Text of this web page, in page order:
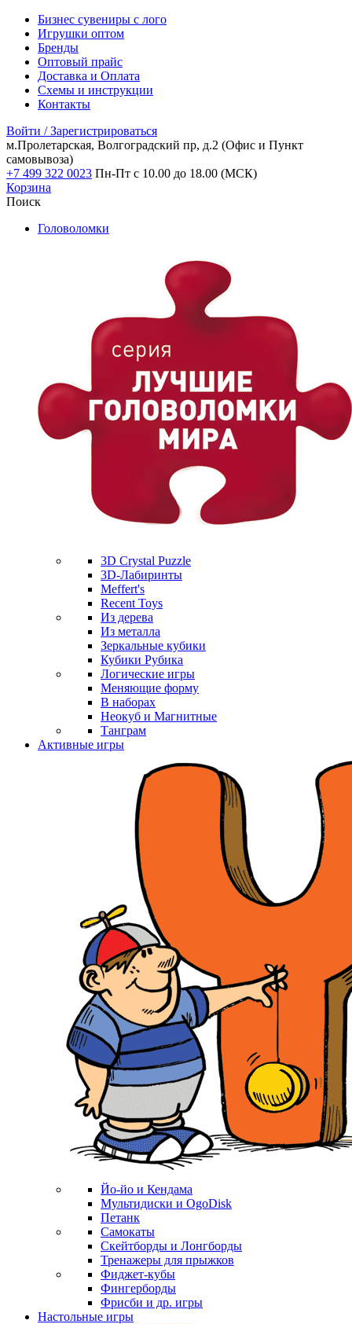
Бизнес сувениры с лого
Игрушки оптом
Бренды
Оптовый прайс
Доставка и Оплата
Схемы и инструкции
Контакты
Войти / Зарегистрироваться
м.Пролетарская, Волгоградский пр, д.2 (Офис и Пункт
самовывоза)
+7 499 322 0023 Пн-Пт с 10.00 до 18.00 (МСК)
Корзина
Поиск
Головоломки
3D Crystal Puzzle
3D-Лабиринты
Meffert's
Recent Toys
Из дерева
Из металла
Зеркальные кубики
Кубики Рубика
Логические игры
Меняющие форму
В наборах
Неокуб и Магнитные
Танграм
Активные игры
Йо-йо и Кендама
Мультидиски и OgoDisk
Петанк
Самокаты
Скейтборды и Лонгборды
Тренажеры для прыжков
Фиджет-кубы
Фингерборды
Фрисби и др. игры
Настольные игры